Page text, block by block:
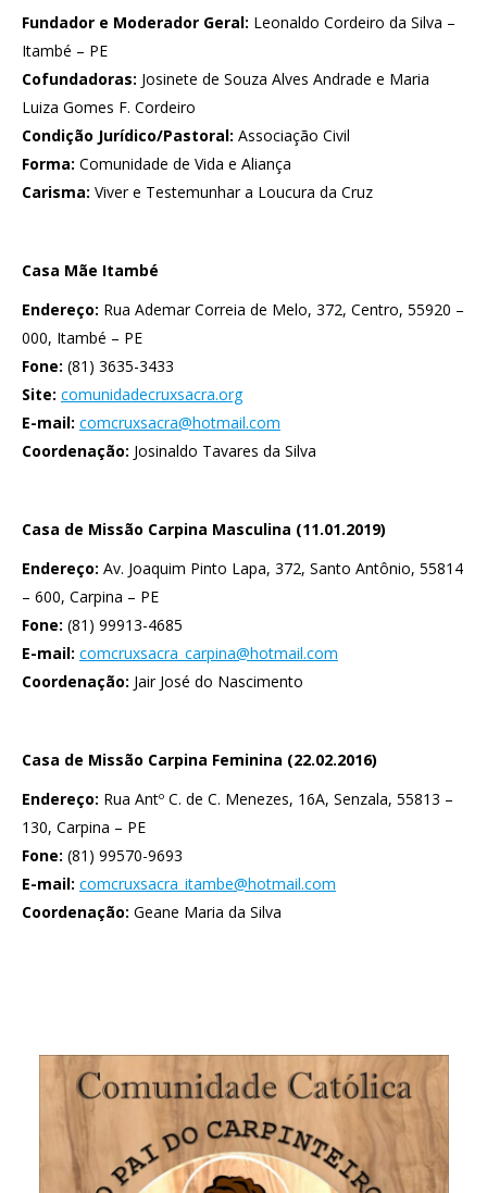
Fundador e Moderador Geral: Leonaldo Cordeiro da Silva –
Itambé – PE
Cofundadoras: Josinete de Souza Alves Andrade e Maria
Luiza Gomes F. Cordeiro
Condição Jurídico/Pastoral: Associação Civil
Forma: Comunidade de Vida e Aliança
Carisma: Viver e Testemunhar a Loucura da Cruz
Casa Mãe Itambé
Endereço: Rua Ademar Correia de Melo, 372, Centro, 55920 –
000, Itambé – PE
Fone: (81) 3635-3433
Site: comunidadecruxsacra.org
E-mail: comcruxsacra@hotmail.com
Coordenação: Josinaldo Tavares da Silva
Casa de Missão Carpina Masculina (11.01.2019)
Endereço: Av. Joaquim Pinto Lapa, 372, Santo Antônio, 55814
– 600, Carpina – PE
Fone: (81) 99913-4685
E-mail: comcruxsacra_carpina@hotmail.com
Coordenação: Jair José do Nascimento
Casa de Missão Carpina Feminina (22.02.2016)
Endereço: Rua Antº C. de C. Menezes, 16A, Senzala, 55813 –
130, Carpina – PE
Fone: (81) 99570-9693
E-mail: comcruxsacra_itambe@hotmail.com
Coordenação: Geane Maria da Silva